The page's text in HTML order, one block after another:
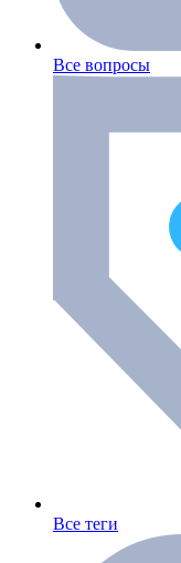
Все вопросы
Все теги